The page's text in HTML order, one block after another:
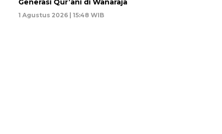
Generasi Qur’ani di Wanaraja
1 Agustus 2026 | 15:48 WIB